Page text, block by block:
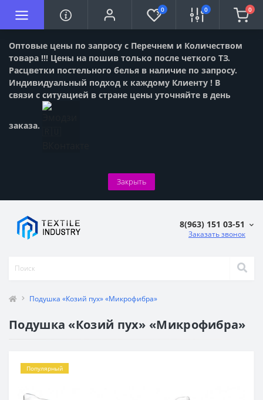
Оптовые цены по запросу с Перечнем и Количеством
товара !!! Цены на пошив только после четкого ТЗ.
Расцветки постельного белья в наличие по запросу.
Индивидуальный подход к каждому Клиенту ! В
связи с ситуацией в стране цены уточняйте в день
заказа.
Закрыть
0 0 0
8(963) 151 03-51
Заказать звонок
Подушка «Козий пух» «Микрофибра»
Подушка «Козий пух» «Микрофибра»
Популярный